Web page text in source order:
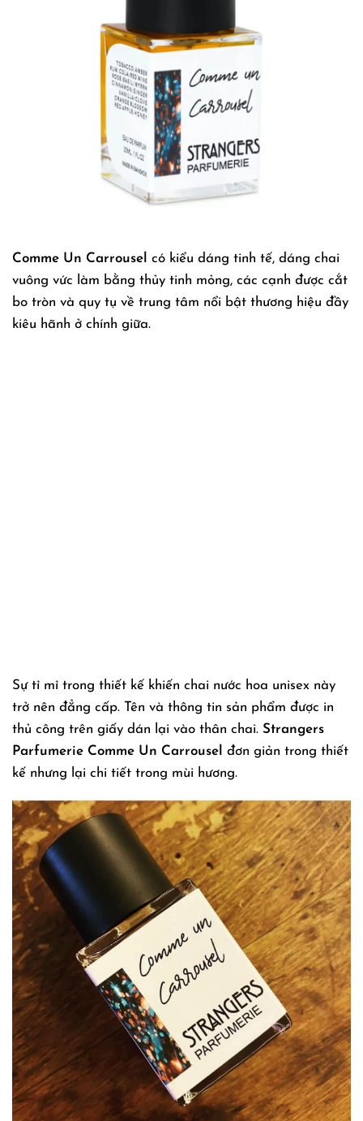
Comme Un Carrousel có kiểu dáng tinh tế, dáng chai
vuông vức làm bằng thủy tinh mỏng, các cạnh được cắt
bo tròn và quy tụ về trung tâm nổi bật thương hiệu đầy
kiêu hãnh ở chính giữa.
Sự tỉ mỉ trong thiết kế khiến chai nước hoa unisex này
trở nên đẳng cấp. Tên và thông tin sản phẩm được in
thủ công trên giấy dán lại vào thân chai. Strangers
Parfumerie Comme Un Carrousel đơn giản trong thiết
kế nhưng lại chi tiết trong mùi hương.